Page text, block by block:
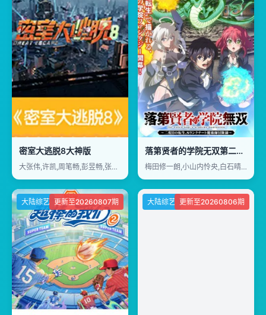
密室大逃脱8大神版
大张伟,许凯,周笔畅,彭昱畅,张真源
落第贤者的学院无双第二回转生
梅田修一朗,小山内怜央,白石晴香,加藤英美里,平川大辅,东地宏树,福原绫香
大陆综艺 更新至20260807期 大陆综艺 更新至20260806期